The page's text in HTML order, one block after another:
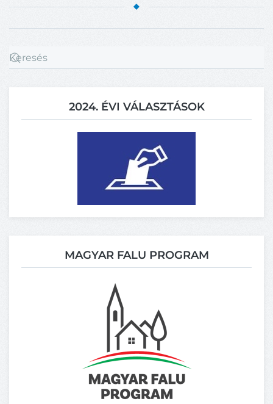
2024. ÉVI VÁLASZTÁSOK
MAGYAR FALU PROGRAM